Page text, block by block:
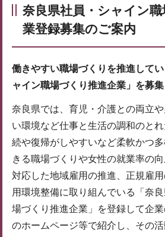
奈良県社員・シャイン
業登録募集のご案内
働きやすい職場づくりを推進して
ャイン職場づくり推進企業」を募集
奈良県では、育児・介護との両立
い環境など仕事と生活の調和のと
続や復帰がしやすいなど柔軟かつ
きる職場づくりや女性の就業率の
対応した地域雇用の推進、正規雇
用環境整備に取り組んでいる「奈良
場づくり推進企業」を登録して企
のホームページ等で紹介し、その活